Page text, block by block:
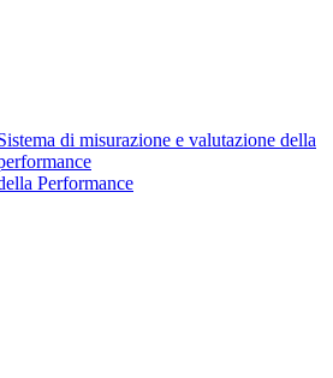
di misurazione e valutazione della
Performance